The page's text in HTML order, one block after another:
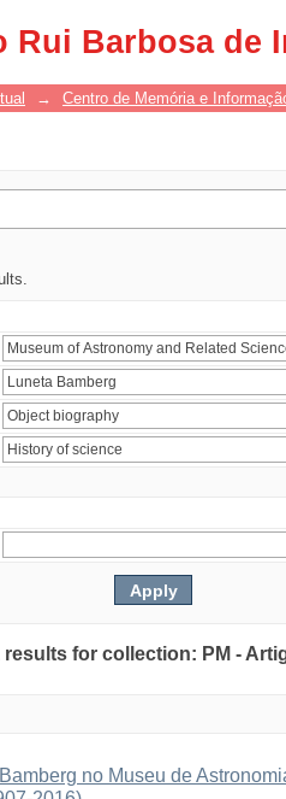
Rui Barbosa de
→ Centro de Memória e
results for collection: PM -
no Museu de